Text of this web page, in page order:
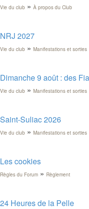
Vie du club » À propos du Club
NRJ 2027
Vie du club » Manifestations et sorties
Vie du club » Manifestations et sorties
Saint-Suliac 2026
Vie du club » Manifestations et sorties
Les cookies
Règles du Forum » Règlement
24 Heures de la Pelle